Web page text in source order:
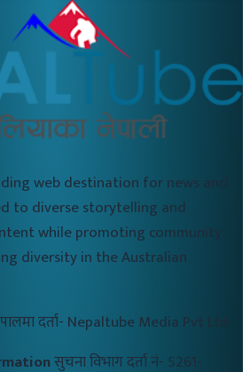
web destination for news and
to diverse storytelling and
while promoting community
diversity in the Australian
दर्ता- Nepaltube Media Pvt Ltd
सुचना विभाग दर्ता नं- 5261-